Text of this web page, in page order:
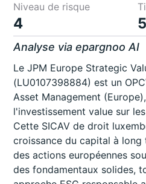
Niveau de risque
4
Analyse via epargnoo AI
Le JPM Europe Strategic
(LU0107398884) est un
Asset Management
l'investissement value sur
Cette SICAV de droit
croissance du capital à long
des actions européennes
des fondamentaux solides,